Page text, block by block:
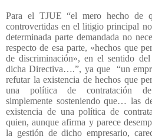
Para el TJUE “el mero hecho de
controvertidas en el litigio principal
determinada parte demandada no
respecto de esa parte, «hechos que
de discriminación», en el sentido
dicha Directiva….”, ya que
“un
refutar la existencia de hechos que
una política de contratación de
simplemente sosteniendo que… las
existencia de una política de
quien, aunque afirma y parece
la gestión de dicho empresario,